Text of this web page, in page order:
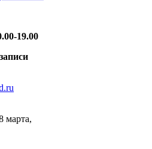
19.00
марта,